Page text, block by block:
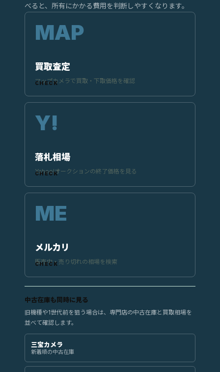
べると、所有にかかる費用を判断しやすくなります。
買取査定
マップカメラで買取・下取価格を確認
落札相場
Yahoo!オークションの終了価格を見る
メルカリ
販売中・売り切れの相場を検索
中古在庫も同時に見る
旧機種や1世代前を狙う場合は、専門店の中古在庫と買取相場を
並べて確認します。
三宝カメラ
新着順の中古在庫